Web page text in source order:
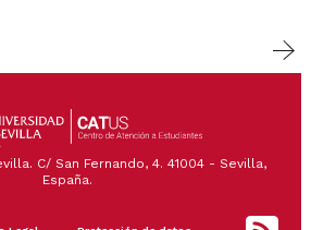
C/ San Fernando, 4. 41004 - Sevilla,
España.